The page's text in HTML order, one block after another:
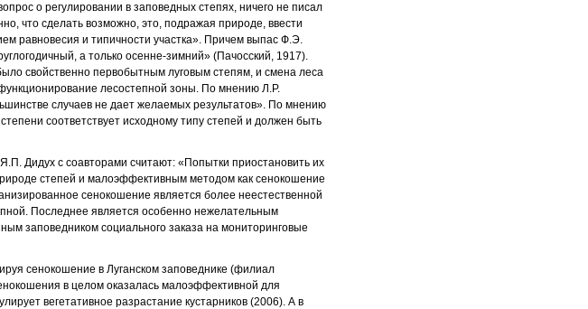
о регулировании в заповедных степях, ничего не писал
что сделать возможно, это, подражая природе, ввести
равновесия и типичности участка». Причем выпас Ф.Э.
а только осенне-зимний» (Пачосский, 1917).
свойственно первобытным луговым степям, и смена леса
лесостепной зоны. По мнению Л.Р.
случаев не дает желаемых результатов». По мнению
соответствует исходному типу степей и должен быть
Дидух с соавторами считают: «Попытки приостановить их
степей и малоэффективным методом как сенокошение
сенокошение является более неестественной
Последнее является особенно нежелательным
заповедником социального заказа на мониторинговые
сенокошение в Луганском заповеднике (филиал
в целом оказалась малоэффективной для
вегетативное разрастание кустарников (2006). А в